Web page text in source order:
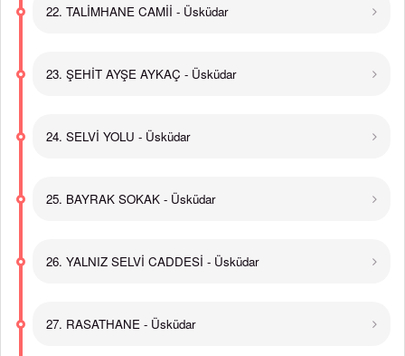
22. TALİMHANE CAMİİ - Üsküdar
23. ŞEHİT AYŞE AYKAÇ - Üsküdar
24. SELVİ YOLU - Üsküdar
25. BAYRAK SOKAK - Üsküdar
26. YALNIZ SELVİ CADDESİ - Üsküdar
27. RASATHANE - Üsküdar